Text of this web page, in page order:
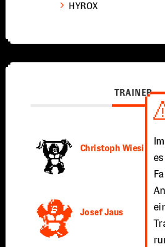
HYROX
TRAINER
Christoph Wiesinger
Josef Jaus